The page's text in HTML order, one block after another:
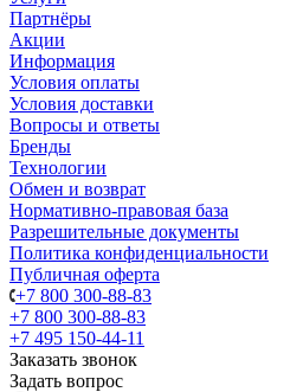
Партнёры
Акции
Информация
Условия оплаты
Условия доставки
Вопросы и ответы
Бренды
Технологии
Обмен и возврат
Нормативно-правовая база
Разрешительные документы
Политика конфиденциальности
Публичная оферта
+7 800 300-88-83
+7 800 300-88-83
+7 495 150-44-11
Заказать звонок
Задать вопрос